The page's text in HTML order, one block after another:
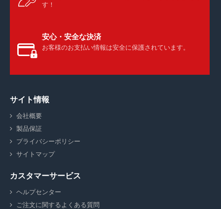
す！
安心・安全な決済
お客様のお支払い情報は安全に保護されています。
サイト情報
会社概要
製品保証
プライバシーポリシー
サイトマップ
カスタマーサービス
ヘルプセンター
ご注文に関するよくある質問